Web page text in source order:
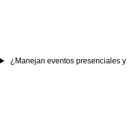
¿Manejan eventos presenciales